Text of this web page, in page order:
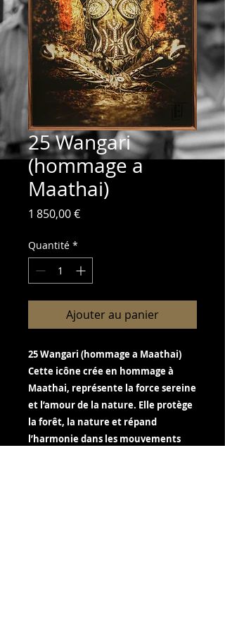
25 Wangari
(hommage a
Maathai)
1 850,00 €Prix
Quantité *
Ajouter au panier
25 Wangari (hommage a Maathai)
Cette icône crée en hommage à
Maathai, représente la force sereine
et l’amour de la nature. Elle protège
la forêt, la nature et répand
l’harmonie dans les mouvements